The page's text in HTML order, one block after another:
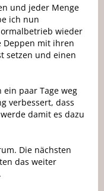
und jeder Menge
ich nun
wieder
Deppen mit ihren
setzen und einen
paar Tage weg
verbessert, dass
damit es dazu
Die nächsten
das weiter